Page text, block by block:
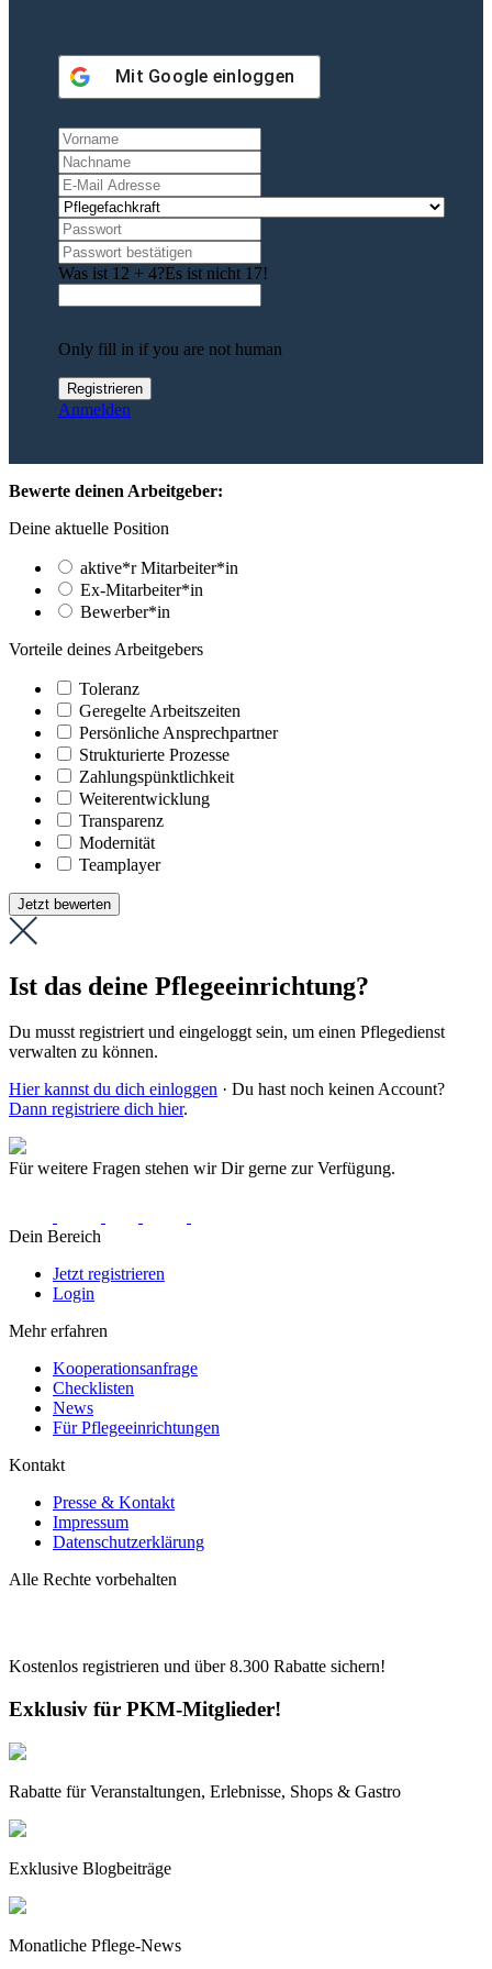
Mit Google einloggen
Was ist 12 + 4?Es ist nicht 17!
Only fill in if you are not human
Anmelden
Bewerte deinen Arbeitgeber:
Deine aktuelle Position
aktive*r Mitarbeiter*in
Ex-Mitarbeiter*in
Bewerber*in
Vorteile deines Arbeitgebers
Toleranz
Geregelte Arbeitszeiten
Persönliche Ansprechpartner
Strukturierte Prozesse
Zahlungs­pünktlichkeit
Weiter­entwicklung
Transparenz
Modernität
Teamplayer
Jetzt bewerten
Ist das deine Pflegeeinrichtung?
Du musst registriert und eingeloggt sein, um einen Pflegedienst
verwalten zu können.
Hier kannst du dich einloggen · Du hast noch keinen Account?
Dann registriere dich hier.
Für weitere Fragen stehen wir Dir gerne zur Verfügung.
Dein Bereich
Jetzt registrieren
Login
Mehr erfahren
Kooperationsanfrage
Checklisten
News
Für Pflegeeinrichtungen
Kontakt
Presse & Kontakt
Impressum
Datenschutzerklärung
Alle Rechte vorbehalten
Kostenlos registrieren und über8.300 Rabatte sichern!
Exklusiv für PKM-Mitglieder!
Rabatte für Veranstaltungen, Erlebnisse, Shops & Gastro
Exklusive Blogbeiträge
Monatliche Pflege-News